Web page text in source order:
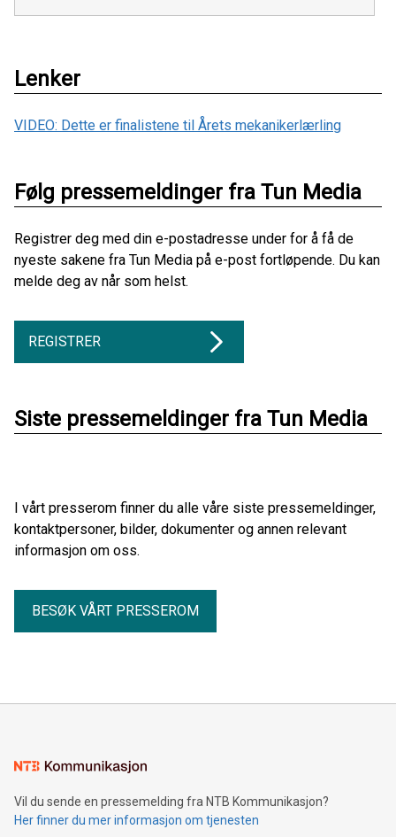
Lenker
VIDEO: Dette er finalistene til Årets mekanikerlærling
Følg pressemeldinger fra Tun Media
Registrer deg med din e-postadresse under for å få de
nyeste sakene fra Tun Media på e-post fortløpende. Du kan
melde deg av når som helst.
REGISTRER
Siste pressemeldinger fra Tun Media
I vårt presserom finner du alle våre siste pressemeldinger,
kontaktpersoner, bilder, dokumenter og annen relevant
informasjon om oss.
BESØK VÅRT PRESSEROM
Vil du sende en pressemelding fra NTB Kommunikasjon?
Her finner du mer informasjon om tjenesten